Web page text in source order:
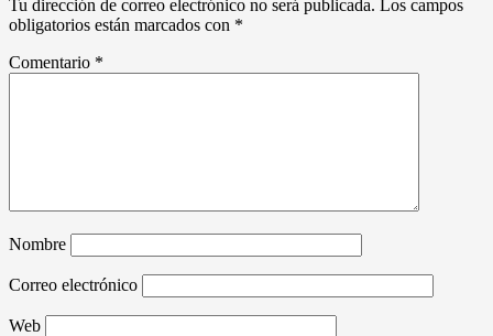
Tu dirección de correo electrónico no será publicada. Los campos
obligatorios están marcados con *
Comentario *
Nombre
Correo electrónico
Web